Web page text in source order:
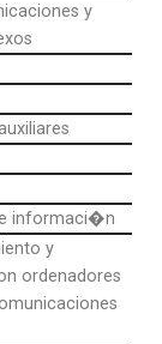
y
informaci�n
y
ordenadores